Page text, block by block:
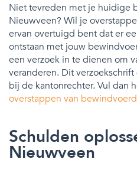
Niet tevreden met je huidige
Nieuwveen? Wil je
ervan overtuigd bent dat er
ontstaan met jouw
een verzoek in te dienen om
veranderen. Dit
bij de kantonrechter. Vul dan
overstappen van
Schulden
Nieuwveen